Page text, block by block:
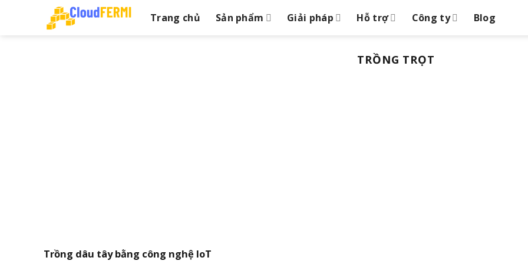
Trang chủ Sản phẩm Giải pháp Hỗ trợ Công ty Blog
TRỒNG TRỌT
Trồng dâu tây bằng công nghệ IoT